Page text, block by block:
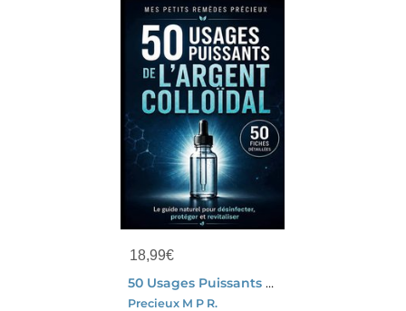
18,99€
50 Usages Puissants De L'argent Colloidal 50 Fiches Detaillees - Le Guide Naturel Pour Desinfecter,
Precieux M P R.